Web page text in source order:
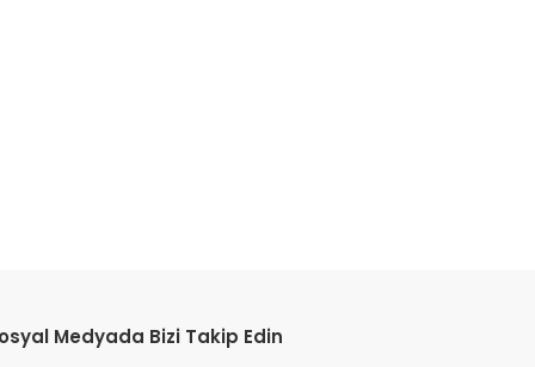
Medyada Bizi Takip Edin